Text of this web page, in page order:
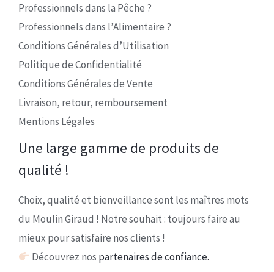
Professionnels dans la Pêche ?
Professionnels dans l’Alimentaire ?
Conditions Générales d’Utilisation
Politique de Confidentialité
Conditions Générales de Vente
Livraison, retour, remboursement
Mentions Légales
Une large gamme de produits de
qualité !
Choix, qualité et bienveillance sont les maîtres mots
du Moulin Giraud ! Notre souhait : toujours faire au
mieux pour satisfaire nos clients !
Découvrez nos partenaires de confiance.